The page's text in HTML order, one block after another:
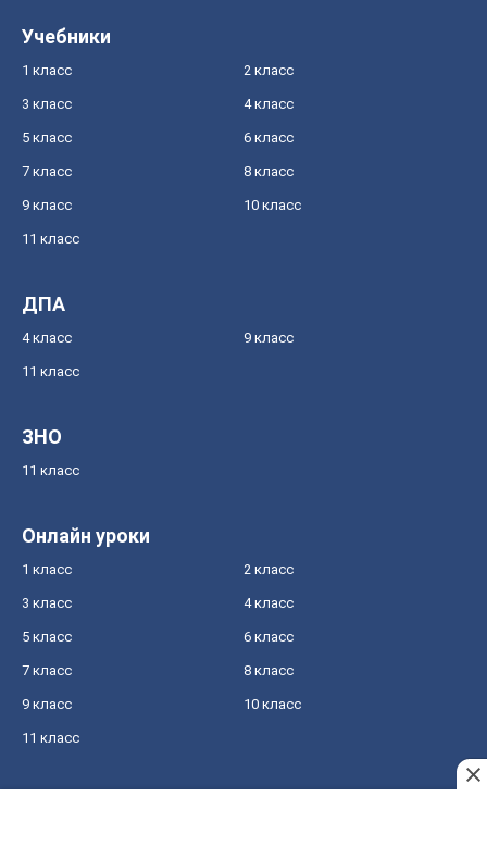
Учебники
1 класс 2 класс
3 класс 4 класс
5 класс 6 класс
7 класс 8 класс
9 класс 10 класс
11 класс
ДПА
4 класс 9 класс
11 класс
ЗНО
11 класс
Онлайн уроки
1 класс 2 класс
3 класс 4 класс
5 класс 6 класс
7 класс 8 класс
9 класс 10 класс
11 класс